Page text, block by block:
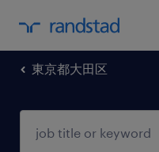
東京都大田区